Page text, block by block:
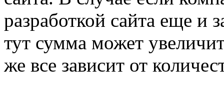
разработкой сайта еще и
тут сумма может
же все зависит от